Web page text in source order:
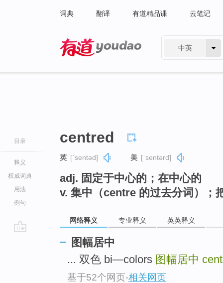
词典 翻译 有道精品课 云笔记
中英
目录
释义
权威词典
用法
例句
centred
英 [ˈsentəd] 美 [ˈsentərd]
adj. 固定于中心的；在中心的
v. 集中（centre 的过去分词）
网络释义 专业释义 英英释义
图幅居中
... 双色 bi—colors 图幅居中
基于52个网页-相关网页